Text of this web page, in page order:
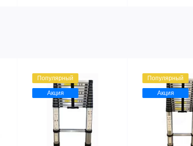
Популярный
Акция
Популярный
Акция